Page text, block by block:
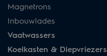
Magnetrons
Inbouwlades
Vaatwassers
Koelkasten & Diepvriezers